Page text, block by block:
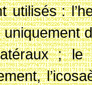
utilisés :
; le